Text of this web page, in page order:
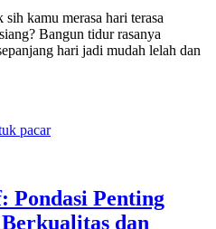
kamu merasa hari terasa
Bangun tidur rasanya
hari jadi mudah lelah dan
Pondasi Penting
dan